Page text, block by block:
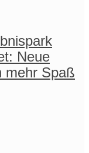
Neue
mehr Spaß